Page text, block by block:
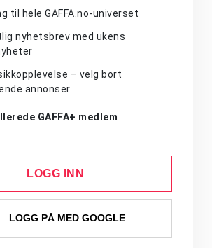
til hele GAFFA.no-universet
nyhetsbrev med ukens
– velg bort
annonser
GAFFA+ medlem
LOGG INN
LOGG PÅ MED GOOGLE